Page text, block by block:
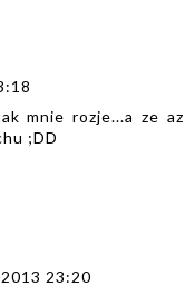
mnie rozje...a ze az
;DD
23:20